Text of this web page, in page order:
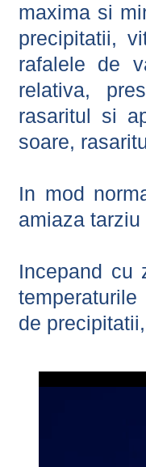
maxima si
precipitatii,
rafalele de
relativa,
rasaritul si
soare,
In mod
amiaza
Incepand cu
de